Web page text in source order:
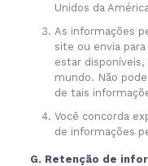
Unidos da
As informações
site ou envia
estar
mundo. Não
de tais
Você concorda
de informações
G. Retenção de